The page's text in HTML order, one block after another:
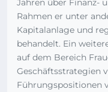
Rahmen er unter
Kapitalanlage und
behandelt. Ein
auf dem Bereich
Geschäftsstrategien
Führungspositionen